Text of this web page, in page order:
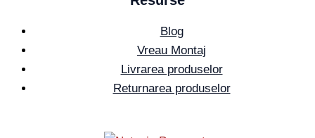
Blog
Vreau Montaj
Livrarea produselor
Returnarea produselor